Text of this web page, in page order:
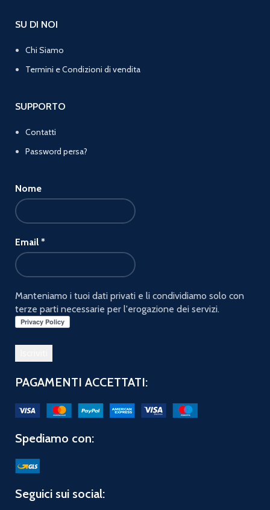
SU DI NOI
Chi Siamo
Termini e Condizioni di vendita
SUPPORTO
Contatti
Password persa?
Nome
Email *
Manteniamo i tuoi dati privati e li condividiamo solo con
terze parti necessarie per l'erogazione dei servizi.
PAGAMENTI ACCETTATI:
Spediamo con:
Seguici sui social: